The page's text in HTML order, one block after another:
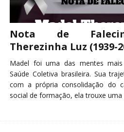
Nota de
Therezinha Luz (1939-
Madel foi uma das mentes
Saúde Coletiva brasileira. Sua
com a própria consolidação do
social de formação, ela trouxe